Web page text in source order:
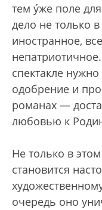
тем ýже поле
дело не только
иностранное,
спектакле
одобрение и
романах —
любовью к
Не только в
становится
очередь оно